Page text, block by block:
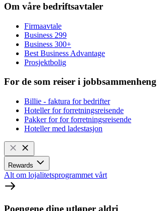
Om våre bedriftsavtaler
Firmaavtale
Business 299
Business 300+
Best Business Advantage
Prosjektbolig
For de som reiser i jobbsammenheng
Billie - faktura for bedrifter
Hoteller for forretningsreisende
Pakker for for forretningsreisende
Hoteller med ladestasjon
Rewards
Alt om lojalitetsprogrammet vårt
Poengene dine utløper aldri